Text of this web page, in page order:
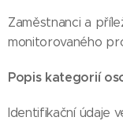
Zaměstnanci a
monitorovaného
Popis kategorií
Identifikační údaje